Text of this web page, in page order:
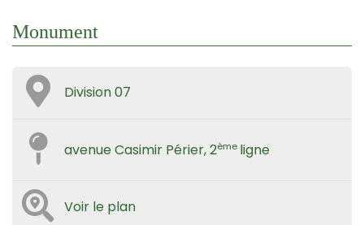
Monument
Division 07
avenue Casimir Périer, 2ème ligne
Voir le plan